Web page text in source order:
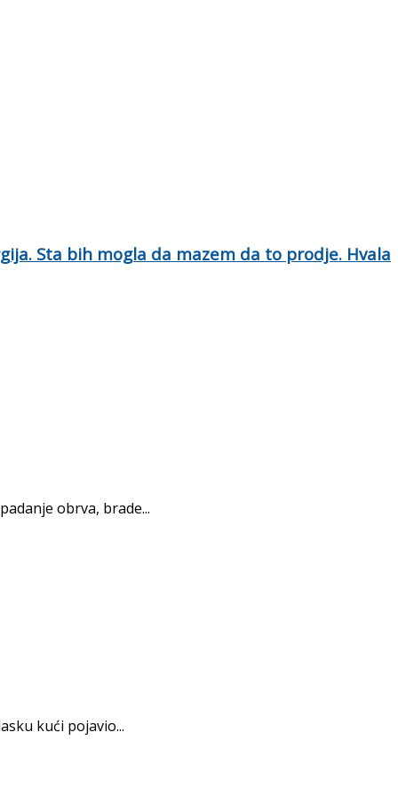
Sta bih mogla da mazem da to prodje. Hvala
obrva, brade...
kući pojavio...